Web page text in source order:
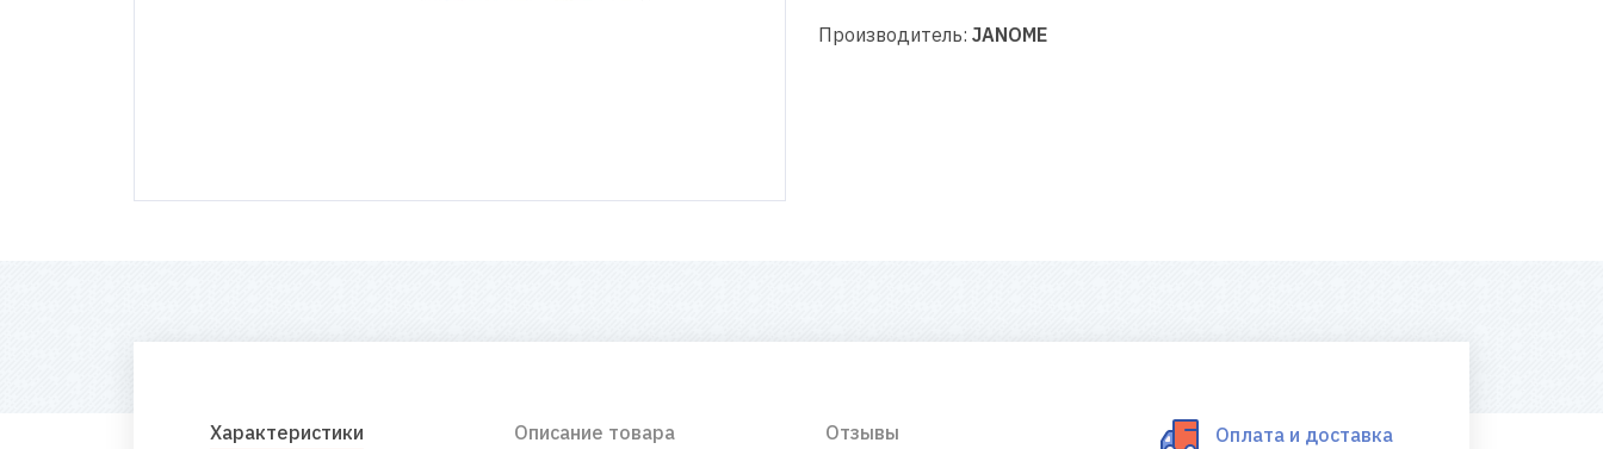
Производитель: JANOME
Характеристики Описание товара Отзывы Оплата и доставка